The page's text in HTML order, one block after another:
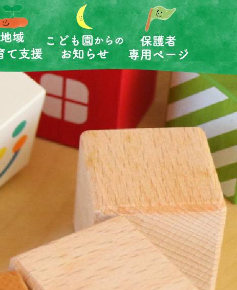
保育の内容 こども園だより 保護者専